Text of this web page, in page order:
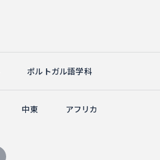
ポルトガル語学科
中東 アフリカ